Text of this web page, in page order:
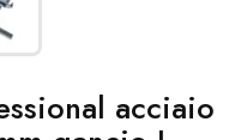
acciaio